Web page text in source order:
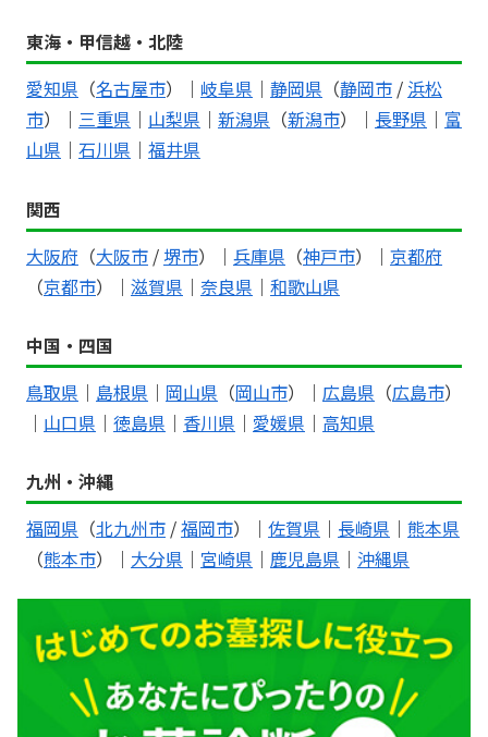
東海・甲信越・北陸
愛知県 （名古屋市）｜ 岐阜県 ｜ 静岡県 （静岡市 / 浜松
市）｜ 三重県 ｜ 山梨県 ｜ 新潟県 （新潟市）｜ 長野県 ｜ 富
山県 ｜ 石川県 ｜ 福井県
関西
大阪府 （大阪市 / 堺市）｜ 兵庫県 （神戸市）｜ 京都府
（京都市）｜ 滋賀県 ｜ 奈良県 ｜ 和歌山県
中国・四国
鳥取県 ｜ 島根県 ｜ 岡山県 （岡山市）｜ 広島県 （広島市）
｜ 山口県 ｜ 徳島県 ｜ 香川県 ｜ 愛媛県 ｜ 高知県
九州・沖縄
福岡県 （北九州市 /福岡市）｜ 佐賀県 ｜ 長崎県 ｜ 熊本県
（熊本市）｜ 大分県 ｜ 宮崎県 ｜ 鹿児島県 ｜ 沖縄県